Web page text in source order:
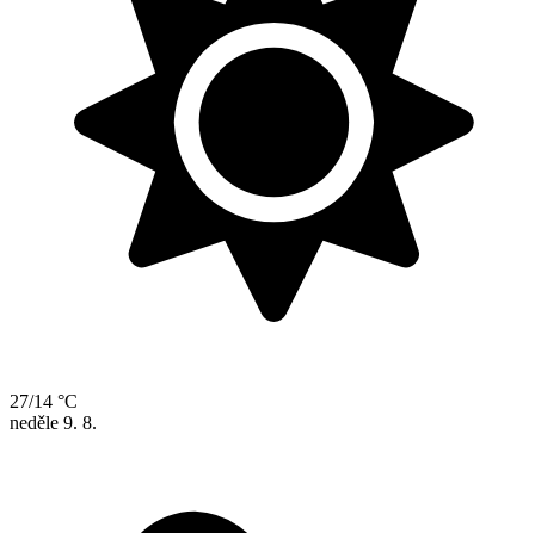
27/14 °C
neděle 9. 8.